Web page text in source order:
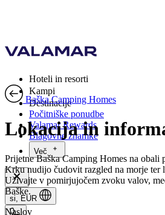
Hoteli in resorti
Kampi
Destinacije
Počitniške ponudbe
Valamar Rewards
Blagovne znamke
Več
si, EUR
Baška Camping Homes
Lokacija in
Prijetne Baška Camping Homes na obali
Krku nudijo čudovit razgled na morje ter
Uživajte v pomirjujočem zvoku valov,
Baške.
Naslov